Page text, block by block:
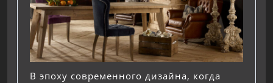
В эпоху современного дизайна, когда